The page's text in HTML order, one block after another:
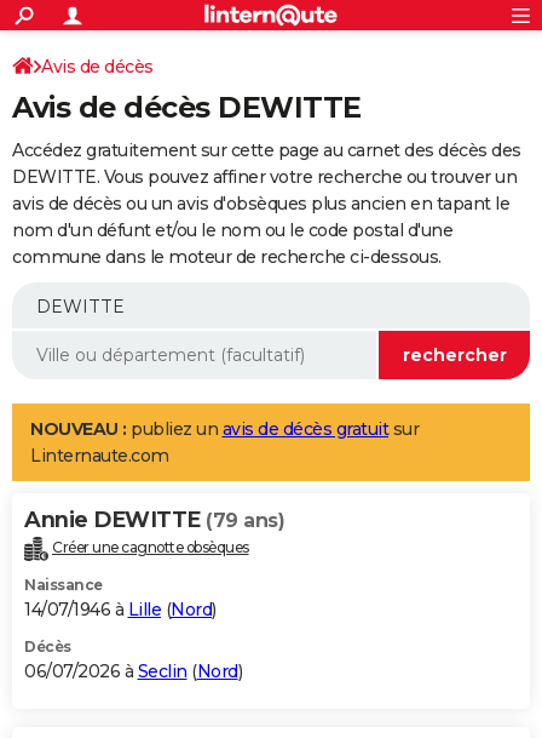
ACTUALITÉS
Politique
Société
Faits Divers
Education
Monde
Villes
+
SPORT
Coupe du monde 2026
Football
Tennis
Cyclisme
Rugby
Forum
Programme TV
TNT
Streaming
Cinéma
Sorties cinéma
Musique
+
FINANCE
Retraite
Epargne
Immobilier
Risques naturels par ville
Banque
Assurance
AUTO
Essais
Réserver un essai
Citadines
Berlines
SUV
Forum auto
+
Mobiles
Meilleur smartphone
Internet
Ordinateurs
Jeux vidéo
Guide high-tech
Aménagement intérieur
LIFESTYLE
Art de vivre
Bien-être
Loisirs
Mode
Modes de vie
Alimentation
Guide de la santé
Maladies
Médicaments
Sommeil
VOYAGE
Destinations
City break
Voyage nature
Voyage de noces
Forum
Climat
+PHOTO
GUIDES D'ACHAT
BONS PLANS
Avis de décès
Avis de décès DEWITTE
Accédez gratuitement sur cette page au carnet des décès des
DEWITTE. Vous pouvez affiner votre recherche ou trouver un
avis de décès ou un avis d'obsèques plus ancien en tapant le
nom d'un défunt et/ou le nom ou le code postal d'une
commune dans le moteur de recherche ci-dessous.
NOUVEAU : publiez un avis de décès gratuitsur
Linternaute.com
Annie DEWITTE (79 ans)
Créer une cagnotte obsèques
Naissance
14/07/1946 à Lille (Nord)
Décès
06/07/2026 à Seclin (Nord)